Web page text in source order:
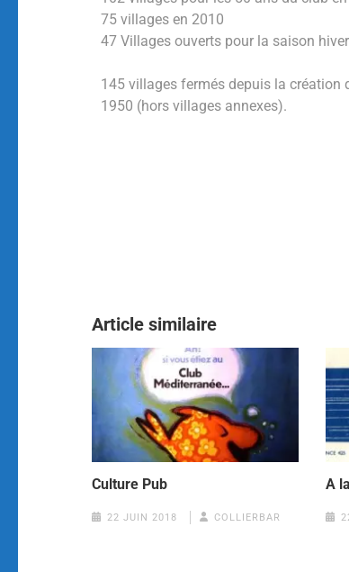
75 villages en 2010
47 Villages ouverts pour la saison
145 villages fermés depuis la création
1950 (hors villages annexes).
Article similaire
Culture Pub
22 JUIN 2018 COLLIERBAR
A